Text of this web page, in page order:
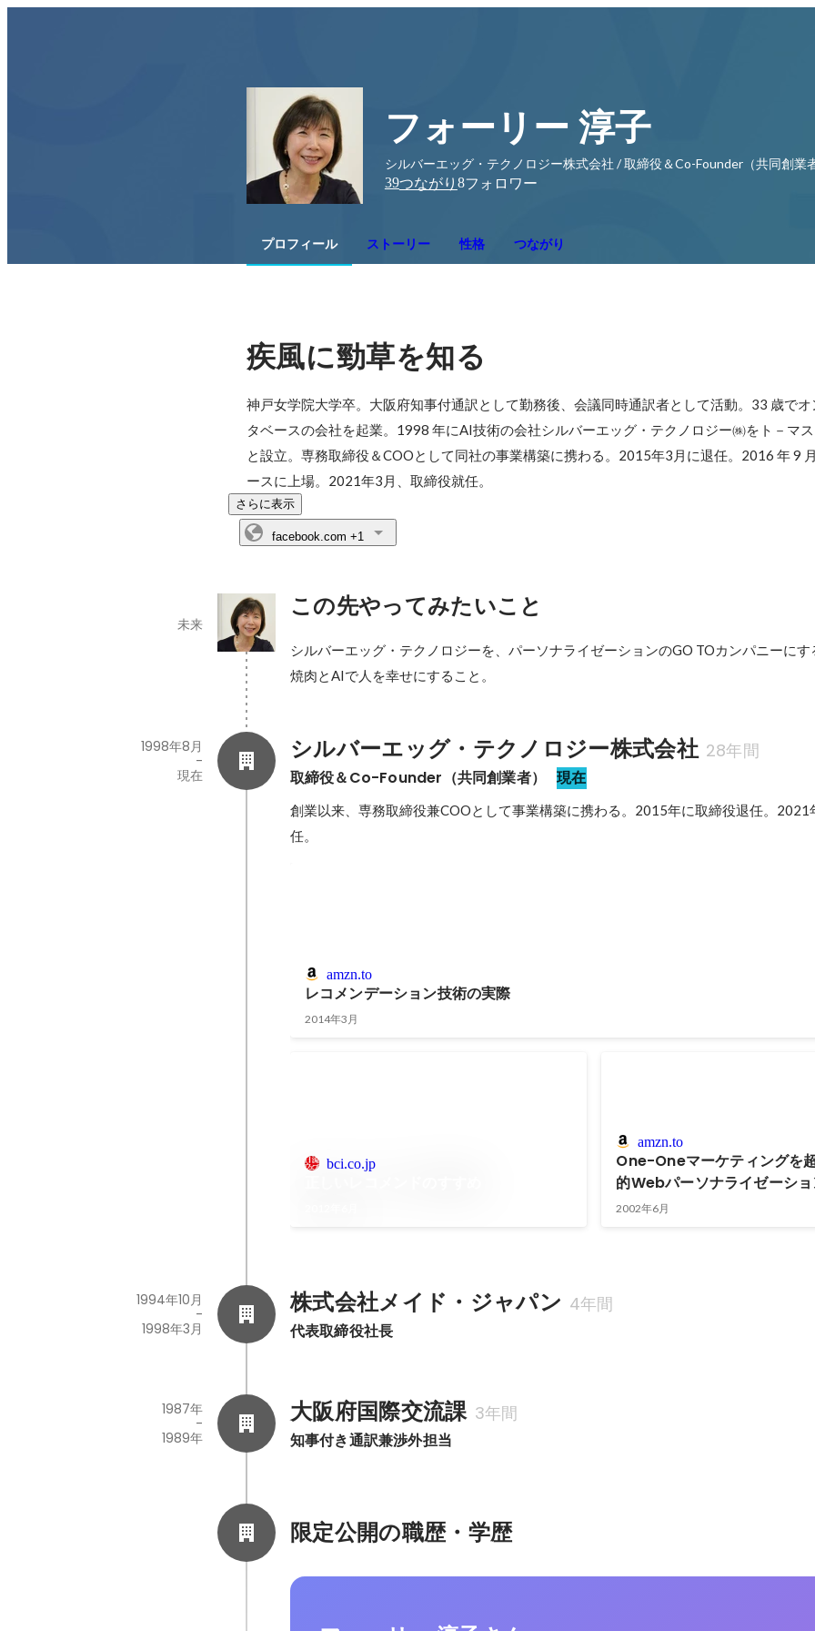
フォーリー 淳子
シルバーエッグ・テクノロジー株式会社 / 取締役＆Co-Founder（共同創業者
39つながり 8フォロワー
プロフィール ストーリー 性格 つながり
疾風に勁草を知る
神戸女学院大学卒。大阪府知事付通訳として勤務後、会議同時通訳者として活動。33 歳でオ
タベースの会社を起業。1998 年にAI技術の会社シルバーエッグ・テクノロジー㈱をト－マ
と設立。専務取締役＆COOとして同社の事業構築に携わる。2015年3月に退任。2016 年 9
ースに上場。2021年3月、取締役就任。
さらに表示
facebook.com +1
この先やってみたいこと
未来
シルバーエッグ・テクノロジーを、パーソナライゼーションのGO TOカンパニーにす
焼肉とAIで人を幸せにすること。
シルバーエッグ・テクノロジー株式会社 28年間
取締役＆Co-Founder（共同創業者） 現在
1998年8月
-
現在
創業以来、専務取締役兼COOとして事業構築に携わる。2015年に取締役退任。2021
任。
amzn.to
レコメンデーション技術の実際
2014年3月
bci.co.jp
amzn.to
One-Oneマーケティングを
的Webパーソナライゼーシ
2002年6月
株式会社メイド・ジャパン 4年間
代表取締役社長
1994年10月
-
1998年3月
大阪府国際交流課 3年間
知事付き通訳兼渉外担当
1987年
-
1989年
限定公開の職歴・学歴